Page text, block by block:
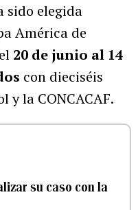
sido elegida
América de
20 de junio al 14
con dieciséis
y la CONCACAF.
su caso con la